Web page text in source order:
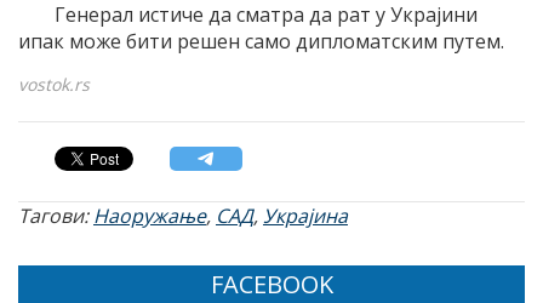
Генерал истиче да сматра да рат у Украјини
ипак може бити решен само дипломатским путем.
vostok.rs
Тагови:Наоружање, САД,Украјина
FACEBOOK